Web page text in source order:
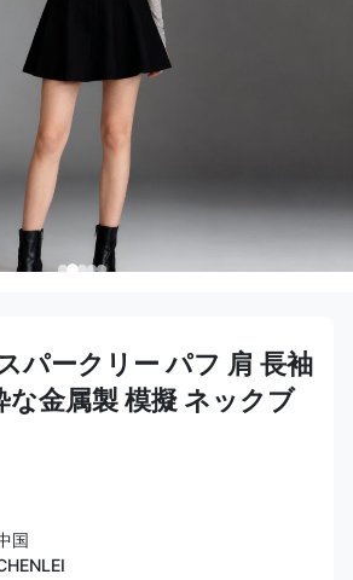
パークリー パフ 肩 長袖
な金属製 模擬 ネックブ
国